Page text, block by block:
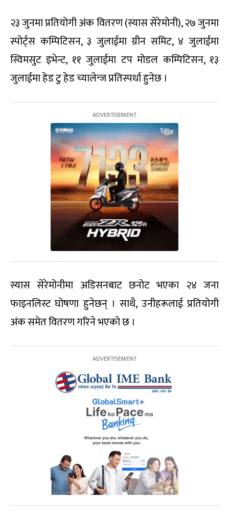
२३ जुनमा प्रतियोगी अंक वितरण (स्यास सेरेमोनी), २७ जुनमा
स्पोर्ट्स कम्पिटिसन, ३ जुलाईमा ग्रीन समिट, ४ जुलाईमा
स्विमसुट इभेन्ट, ११ जुलाईमा टप मोडल कम्पिटिसन, १३
जुलाईमा हेड टु हेड च्यालेन्ज प्रतिस्पर्धा हुनेछ ।
स्यास सेरेमोनीमा अडिसनबाट छनोट भएका २४ जना
फाइनलिस्ट घोषणा हुनेछन् । साथै, उनीहरूलाई प्रतियोगी
अंक समेत वितरण गरिने भएको छ ।